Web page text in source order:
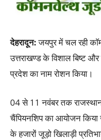
देहरादून:जयपुर में चल रही
उत्तराखण्ड के विशाल बिष्ट
प्रदेश का नाम रोशन किया।
04 से 11 नवंबर तक
चैंपियनशिप का आयोजन किया
के हजारों जूड़ो खिलाड़ी